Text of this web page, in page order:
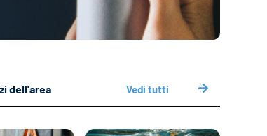
dell'area Vedi tutti